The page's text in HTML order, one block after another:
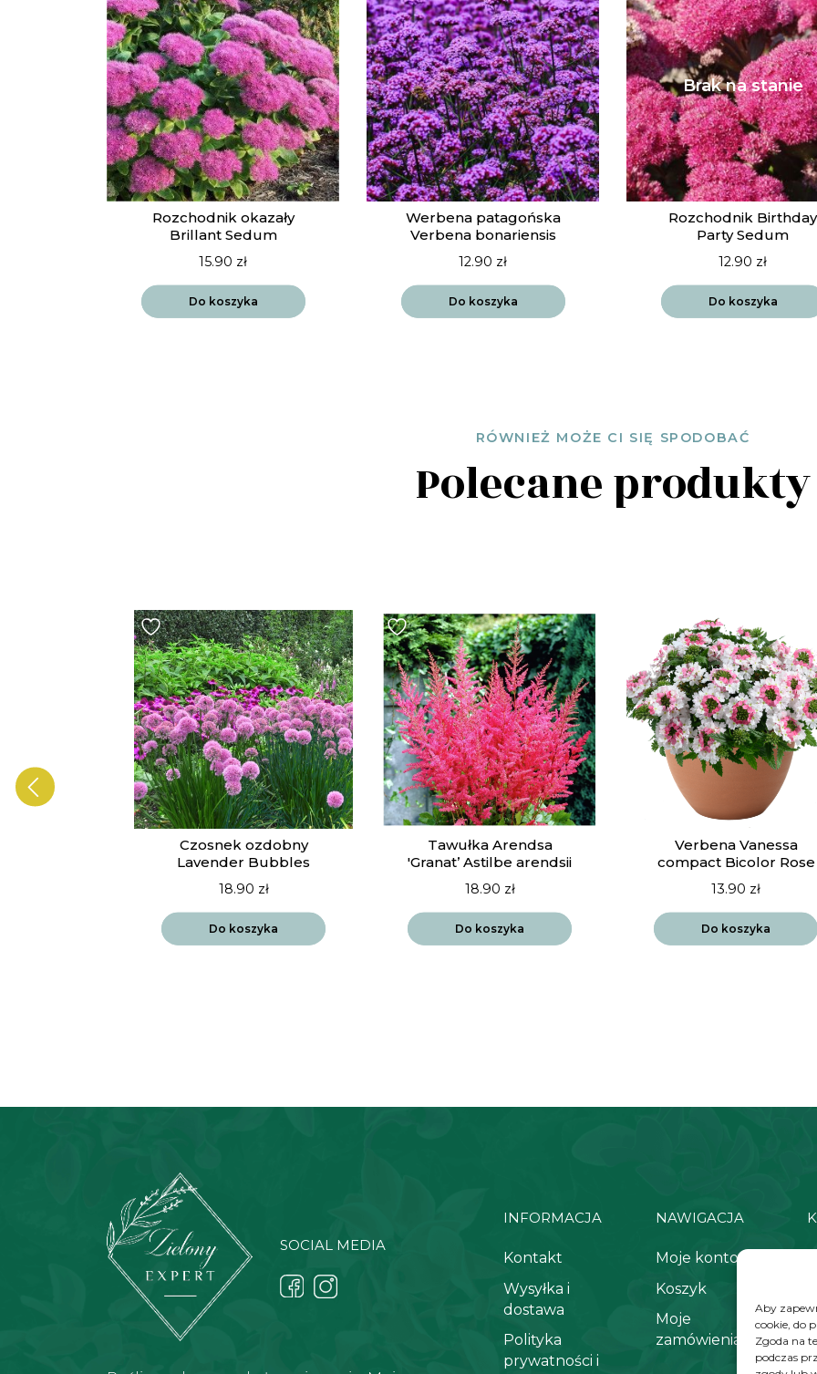
Aby
cookie, do
Zgoda na
podczas
Rozchodnik okazały
Brillant Sedum
15.90 zł
Do koszyka
Werbena patagońska
Verbena bonariensis
12.90 zł
Do koszyka
Rozchodnik Birthday
Party Sedum
12.90 zł
Do koszyka
RÓWNIEŻ MOŻE CI SIĘ SPODOBAĆ
Polecane produkty
Czosnek ozdobny
Lavender Bubbles
18.90 zł
Do koszyka
Tawułka Arendsa
'Granat’ Astilbe arendsii
18.90 zł
Do koszyka
Verbena Vanessa
compact Bicolor Rose
13.90 zł
Do koszyka
SOCIAL MEDIA
INFORMACJA
Kontakt
Wysyłka i
dostawa
Polityka
prywatności i
NAWIGACJA
Moje konto
Koszyk
Moje
zamówienia